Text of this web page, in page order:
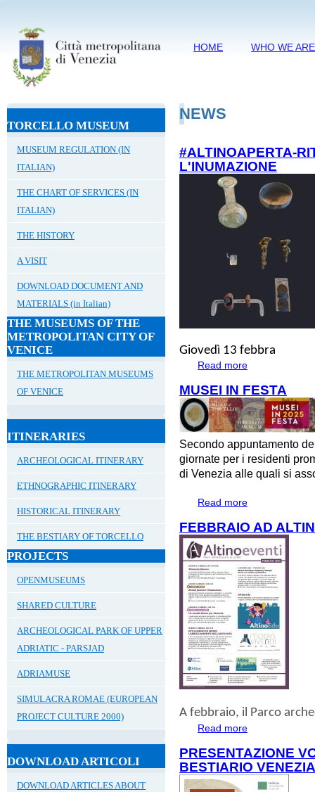
HOME WHO WE ARE
TORCELLO MUSEUM
MUSEUM REGULATION (IN
ITALIAN)
THE CHART OF SERVICES (IN
ITALIAN)
THE HISTORY
A VISIT
DOWNLOAD DOCUMENT AND
MATERIALS (in Italian)
THE MUSEUMS OF THE
METROPOLITAN CITY OF
VENICE
THE METROPOLITAN MUSEUMS
OF VENICE
ITINERARIES
ARCHEOLOGICAL ITINERARY
ETHNOGRAPHIC ITINERARY
HISTORICAL ITINERARY
THE BESTIARY OF TORCELLO
PROJECTS
OPENMUSEUMS
SHARED CULTURE
ARCHEOLOGICAL PARK OF UPPER
ADRIATIC - PARSJAD
ADRIAMUSE
SIMULACRA ROMAE (EUROPEAN
PROJECT CULTURE 2000)
DOWNLOAD ARTICOLI
DOWNLOAD ARTICLES ABOUT
NEWS
#ALTINOAPERTA-
L'INUMAZIONE
Giovedì 13 febbra
Read more
MUSEI IN FESTA
Secondo appuntamento
giornate per i residenti
di Venezia alle quali si
Read more
FEBBRAIO AD
Afebbraio, il Parco
Read more
PRESENTAZIONE
BESTIARIO